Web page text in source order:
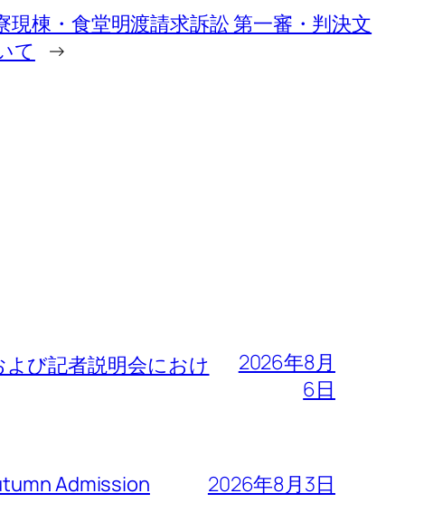
現棟・食堂明渡請求訴訟 第一審・判決文
て
→
び記者説明会におけ
2026年8月
6日
Admission 2026年8月3日